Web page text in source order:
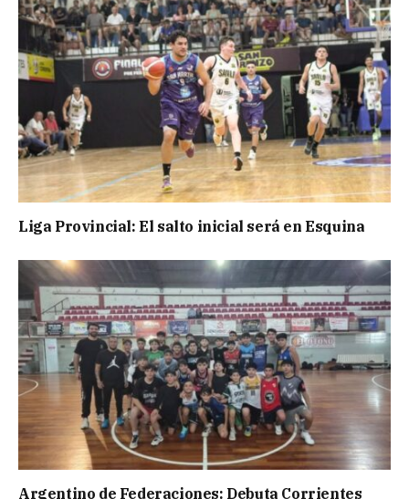
Liga Provincial: El salto inicial será en Esquina
Argentino de Federaciones: Debuta Corrientes